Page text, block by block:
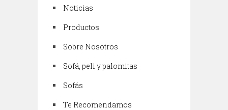
Noticias
Productos
Sobre Nosotros
Sofá, peli y palomitas
Sofás
Te Recomendamos